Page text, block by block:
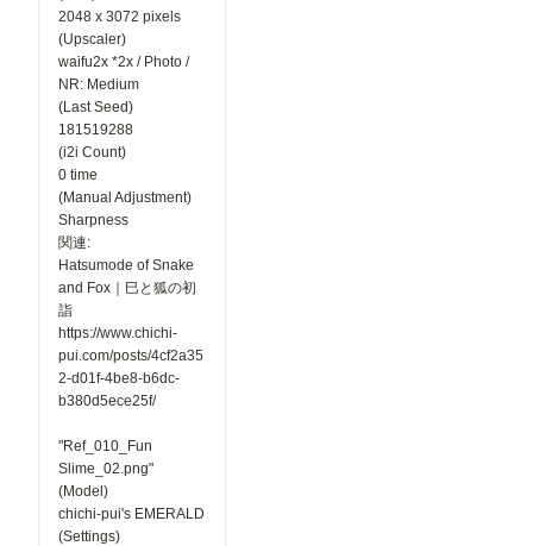
2048 x 3072 pixels
(Upscaler)
waifu2x *2x / Photo /
NR: Medium
(Last Seed)
181519288
(i2i Count)
0 time
(Manual Adjustment)
Sharpness
関連:
Hatsumode of Snake
and Fox｜巳と狐の初
詣
https://www.chichi-
pui.com/posts/4cf2a35
2-d01f-4be8-b6dc-
b380d5ece25f/
"Ref_010_Fun
Slime_02.png"
(Model)
chichi-pui's EMERALD
(Settings)